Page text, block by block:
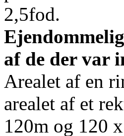
2,5fod.
af de der var
Arealet af en
arealet af et
120m og 120